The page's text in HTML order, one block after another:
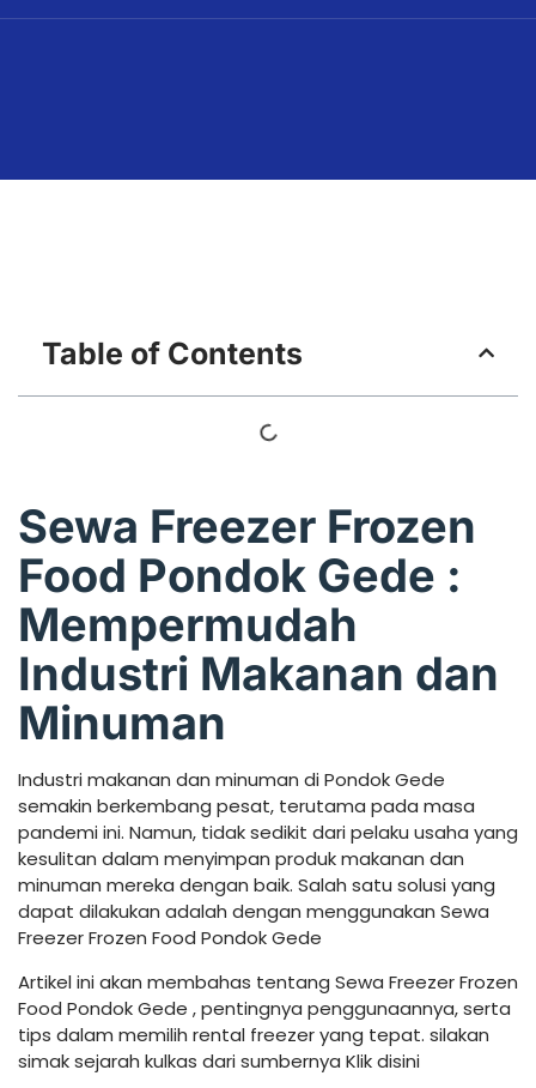
Table of Contents
Sewa Freezer Frozen
Food Pondok Gede :
Mempermudah
Industri Makanan dan
Minuman
Industri makanan dan minuman di Pondok Gede
semakin berkembang pesat, terutama pada masa
pandemi ini. Namun, tidak sedikit dari pelaku usaha yang
kesulitan dalam menyimpan produk makanan dan
minuman mereka dengan baik. Salah satu solusi yang
dapat dilakukan adalah dengan menggunakan Sewa
Freezer Frozen Food Pondok Gede
Artikel ini akan membahas tentang Sewa Freezer Frozen
Food Pondok Gede , pentingnya penggunaannya, serta
tips dalam memilih rental freezer yang tepat. silakan
simak sejarah kulkas dari sumbernya Klik disini